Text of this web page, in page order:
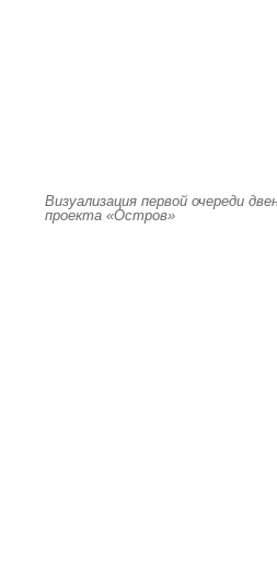
Визуализация первой очереди
проекта «Остров»